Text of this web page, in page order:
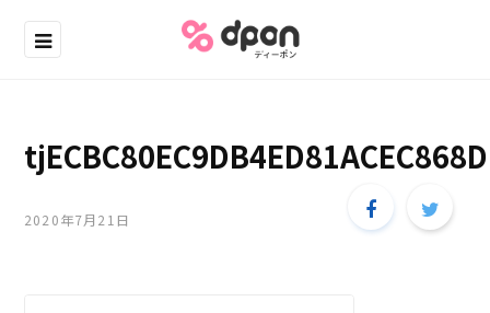
2020年7月21日